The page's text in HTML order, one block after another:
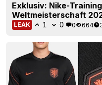
Exklusiv: Nike-
Weltmeisterschaft
LEAK 1 0 0 664